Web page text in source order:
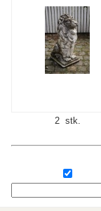
2 stk.